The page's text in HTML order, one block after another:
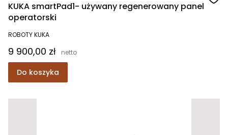
KUKA smartPad1- używany regenerowany panel
operatorski
ROBOTY KUKA
Cena
9 900,00 zł
Do koszyka